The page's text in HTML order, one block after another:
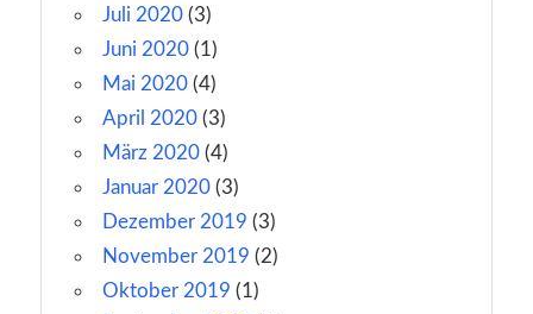
Juli 2020 (3)
Juni 2020 (1)
Mai 2020 (4)
April 2020 (3)
März 2020 (4)
Januar 2020 (3)
Dezember 2019 (3)
November 2019 (2)
Oktober 2019 (1)